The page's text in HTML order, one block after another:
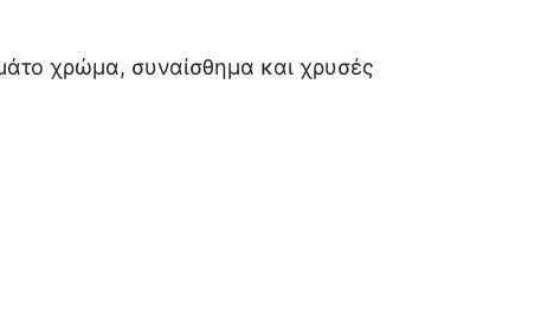
χρώμα, συναίσθημα και χρυσές